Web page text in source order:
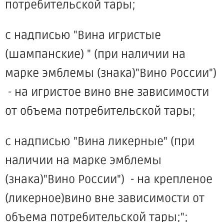
потребительской тары;
с надписью "Вина игристые
(шампанские) " (при наличии на
марке эмблемы (знака)"Вино России")
- на игристое вино вне зависимости
от объема потребительской тары;
с надписью "Вина ликерные" (при
наличии на марке эмблемы
(знака)"Вино России") - на крепленое
(ликерное)вино вне зависимости от
объема потребительской тары;";